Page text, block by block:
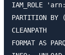
IAM_ROLE
PARTITION
CLEANPATH
FORMAT AS